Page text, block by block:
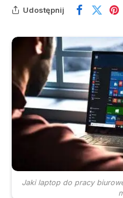
Udostępnij
Jaki laptop do pracy